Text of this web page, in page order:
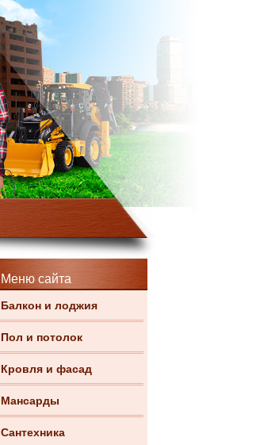
Меню сайта
Балкон и лоджия
Пол и потолок
Кровля и фасад
Мансарды
Сантехника